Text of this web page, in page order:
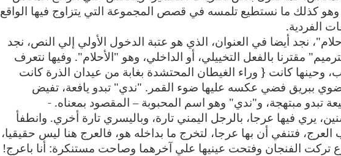
وهو كذلك ما نستطيع تلمسه في قصص المجموعة التي يتزاوج فيها الواقع
الفردية.
نجد أيضا في العنوان، الذي هو عتبة الدخول الأولي إلي النص، نجد
مقترنا بالفعل التخييلي، أو الداخلي، وهو "الأحلام". وفيها نتعرف
كانت { وراء الغيطان المحتشدة بغابة من عيدان الذرة كانت
ببريق فضي عكسه عليها ضوء القمر. "ندي" تبدو يافعة، تفيض
- .
يري فيها عرجا، بالرجل اليمني تارة، وباليسري تارة أخري. وانطفأ
فتنفي أن بها عرجا، لتخرج ما بداخله هو، فالعرج هنا ليس حقيقيا،
تركت الفنجان وفتحت عينيها علي آخرهما وصاحت مستنكرة: أنا باعرج!